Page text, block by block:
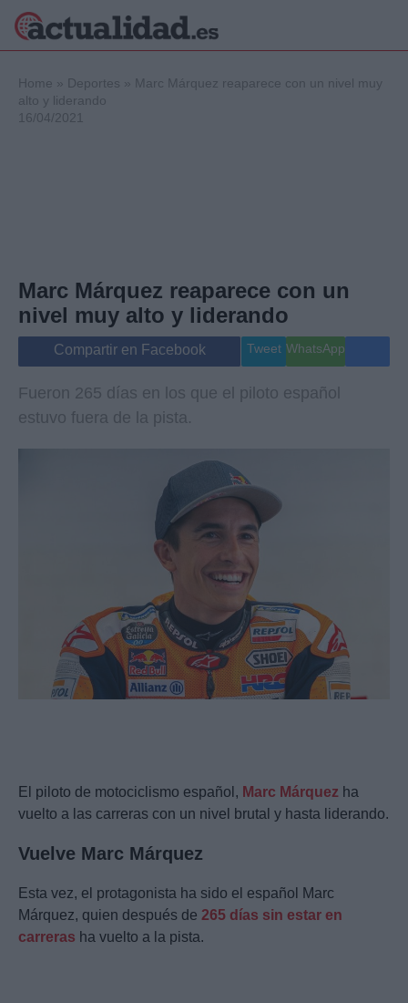
Internacional
Viajes
Gente
Musica
Home » Deportes » Marc Márquez reaparece con un nivel muy
alto y liderando
16/04/2021
Marc Márquez reaparece con un
nivel muy alto y liderando
Compartir en Facebook Tweet WhatsApp
Fueron 265 días en los que el piloto español
estuvo fuera de la pista.
El piloto de motociclismo español, Marc Márquez ha
vuelto a las carreras con un nivel brutal y hasta liderando.
Vuelve Marc Márquez
Esta vez, el protagonista ha sido el español Marc
Márquez, quien después de 265 días sin estar en
carreras ha vuelto a la pista.